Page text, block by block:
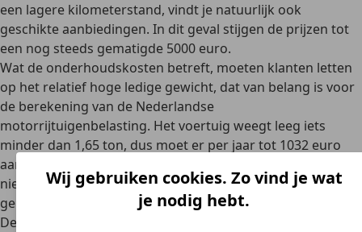
een lagere kilometerstand, vindt je natuurlijk ook
geschikte aanbiedingen. In dit geval stijgen de prijzen tot
een nog steeds gematigde 5000 euro.
Wat de onderhoudskosten betreft, moeten klanten letten
op het relatief hoge ledige gewicht, dat van belang is voor
de berekening van de Nederlandse
motorrijtuigenbelasting. Het voertuig weegt leeg iets
minder dan 1,65 ton, dus moet er per jaar tot 1032 euro
aan belasting worden geheven. Bovendien zijn de motoren
niet echt zuinig, met een verbruik tot 13 liter, wat ook de
gebruikskosten van de Mazda Tribute aanzienlijk opdrijft.
Design
Wij gebruiken cookies. Zo vind je wat
je nodig hebt.